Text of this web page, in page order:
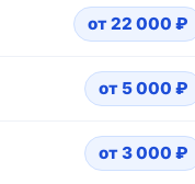
от 22 000 ₽
от 5 000 ₽
от 3 000 ₽